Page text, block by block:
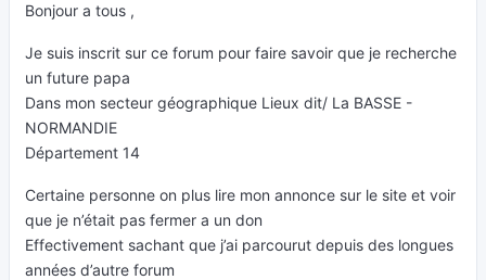
Bonjour a tous ,
Je suis inscrit sur ce forum pour faire savoir que je recherche
un future papa
Dans mon secteur géographique Lieux dit/ La BASSE -
NORMANDIE
Département 14
Certaine personne on plus lire mon annonce sur le site et voir
que je n’était pas fermer a un don
Effectivement sachant que j’ai parcourut depuis des longues
années d’autre forum